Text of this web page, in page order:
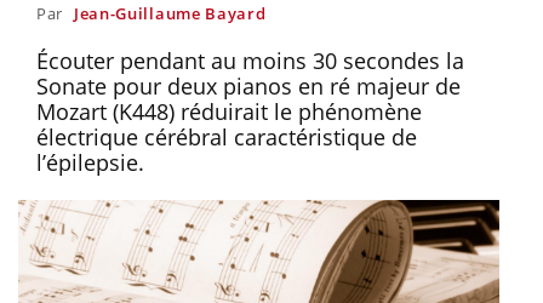
Par Jean-Guillaume Bayard
Écouter pendant au moins 30 secondes la
Sonate pour deux pianos en ré majeur de
Mozart (K448) réduirait le phénomène
électrique cérébral caractéristique de
l’épilepsie.